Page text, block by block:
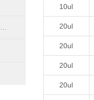
10ul
20ul
20ul
20ul
20ul